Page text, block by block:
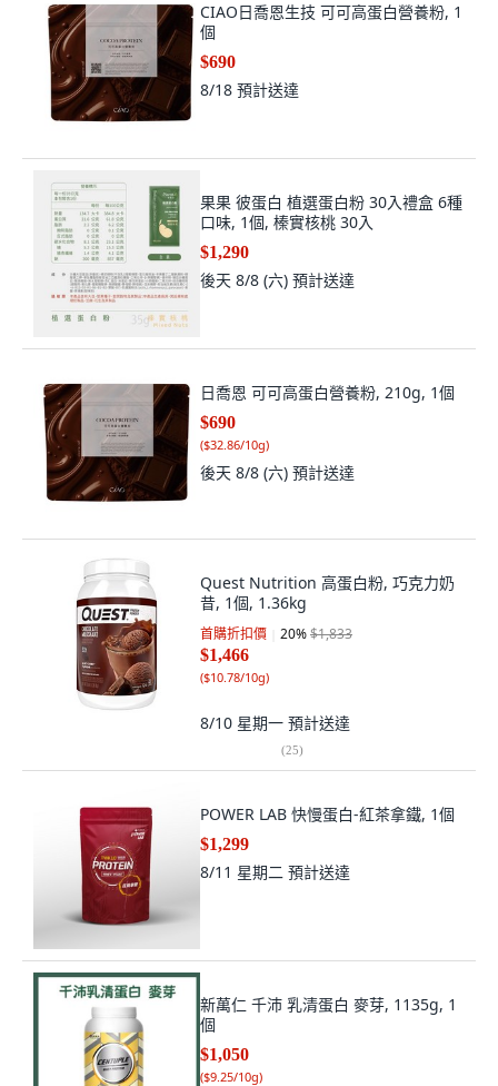
CIAO日喬恩生技 可可高蛋白營養粉, 1
個
$690
8/18 預計送達
果果 彼蛋白 植選蛋白粉 30入禮盒 6種
口味, 1個, 榛實核桃 30入
$1,290
後天 8/8 (六) 預計送達
日喬恩 可可高蛋白營養粉, 210g, 1個
$690
($32.86/10g)
後天 8/8 (六) 預計送達
Quest Nutrition 高蛋白粉, 巧克力奶
昔, 1個, 1.36kg
首購折扣價 20%$1,833
$1,466
($10.78/10g)
8/10 星期一 預計送達
(25)
POWER LAB 快慢蛋白-紅茶拿鐵, 1個
$1,299
8/11 星期二 預計送達
新萬仁 千沛 乳清蛋白 麥芽, 1135g, 1
個
$1,050
($9.25/10g)